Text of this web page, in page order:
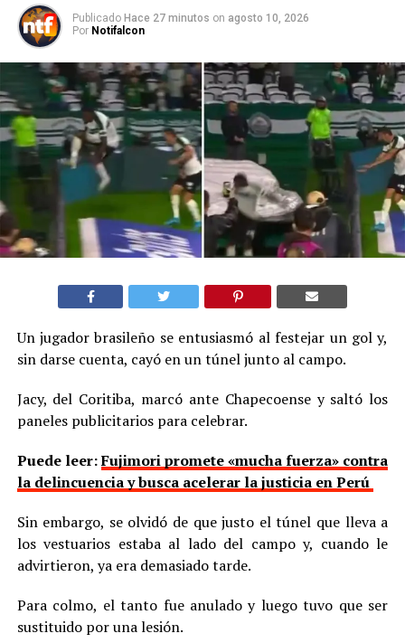
Publicado Hace 27 minutos on agosto 10, 2026
Por Notifalcon
Un jugador brasileño se entusiasmó al festejar un gol y,
sin darse cuenta, cayó en un túnel junto al campo.
Jacy, del Coritiba, marcó ante Chapecoense y saltó los
paneles publicitarios para celebrar.
Puede leer:Fujimori promete «mucha fuerza» contra
la delincuencia y busca acelerar la justicia en Perú
Sin embargo, se olvidó de que justo el túnel que lleva a
los vestuarios estaba al lado del campo y, cuando le
advirtieron, ya era demasiado tarde.
Para colmo, el tanto fue anulado y luego tuvo que ser
sustituido por una lesión.